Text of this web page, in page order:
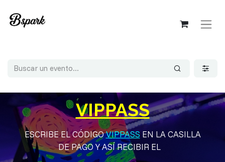
VIPPASS
ESCRIBE EL CÓDIGOVIPPASS EN LA CASILLA
DE PAGO Y ASÍ RECIBIR EL ​​